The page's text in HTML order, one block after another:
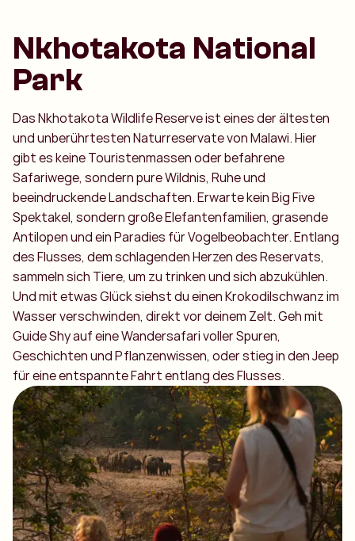
Nkhotakota National
Park
Das Nkhotakota Wildlife Reserve ist eines der ältesten
und unberührtesten Naturreservate von Malawi. Hier
gibt es keine Touristenmassen oder befahrene
Safariwege, sondern pure Wildnis, Ruhe und
beeindruckende Landschaften. Erwarte kein Big Five
Spektakel, sondern große Elefantenfamilien, grasende
Antilopen und ein Paradies für Vogelbeobachter. Entlang
des Flusses, dem schlagenden Herzen des Reservats,
sammeln sich Tiere, um zu trinken und sich abzukühlen.
Und mit etwas Glück siehst du einen Krokodilschwanz im
Wasser verschwinden, direkt vor deinem Zelt. Geh mit
Guide Shy auf eine Wandersafari voller Spuren,
Geschichten und Pflanzenwissen, oder stieg in den Jeep
für eine entspannte Fahrt entlang des Flusses.